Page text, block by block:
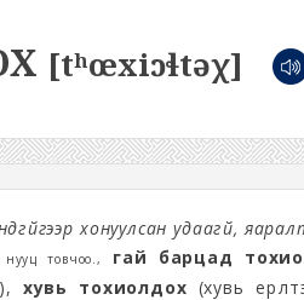
[tʰœxiɔɬtəχ]
хонуулсан удаагүй,
товчоо., гай барцад
хувь тохиолдох (хувь